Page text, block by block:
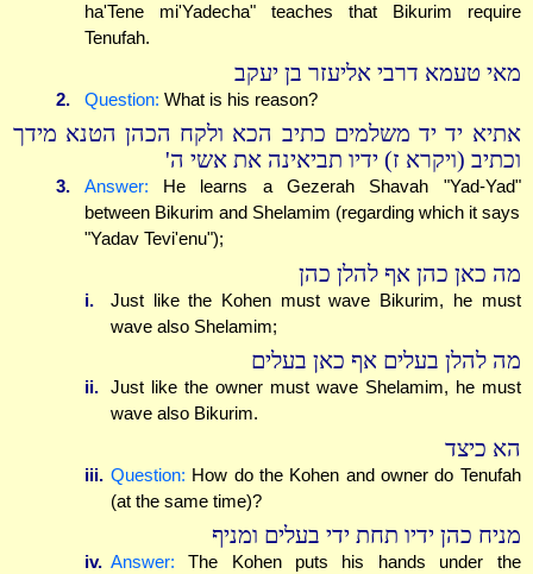
ha'Tene mi'Yadecha" teaches that Bikurim require
Tenufah.
מאי טעמא דרבי אליעזר בן יעקב
2. Question: What is his reason?
אתיא יד יד משלמים כתיב הכא ולקח הכהן הטנא מידך
וכתיב (ויקרא ז) ידיו תביאינה את אשי ה'
3. Answer: He learns a Gezerah Shavah "Yad-Yad"
between Bikurim and Shelamim (regarding which it says
"Yadav Tevi'enu");
מה כאן כהן אף להלן כהן
i.
Just like the Kohen must wave Bikurim, he must
wave also Shelamim;
מה להלן בעלים אף כאן בעלים
ii.
Just like the owner must wave Shelamim, he must
wave also Bikurim.
הא כיצד
iii. Question: How do the Kohen and owner do Tenufah
(at the same time)?
מניח כהן ידיו תחת ידי בעלים ומניף
iv. Answer: The Kohen puts his hands under the